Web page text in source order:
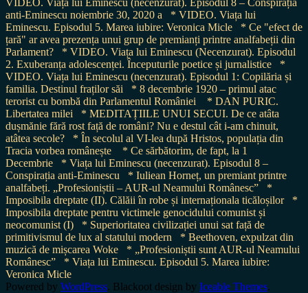
anti-Eminescu noiembrie 30, 2020 a
* VIDEO. Viața lui
Eminescu. Episodul 5. Marea iubire: Veronica Micle
* Ce "efect de
țară" ar avea prezența unui grup de premianți printre analfabeții din
Parlament?
* VIDEO. Viața lui Eminescu (Necenzurat). Episodul
2. Exuberanța adolescenței. Începuturile poetice și jurnalistice
*
VIDEO. Viața lui Eminescu (necenzurat). Episodul 1: Copilăria și
familia. Destinul fraților săi
* 8 decembrie 1920 – primul atac
terorist cu bombă din Parlamentul României
* DAN PURIC.
Libertatea milei
* MEDITAȚIILE UNUI SECUI. De ce atâta
dușmănie fără rost față de români? Nu e destul cât i-am chinuit,
atâtea secole?
* În secolul al VI-lea după Hristos, populația din
Tracia vorbea românește
* Ce sărbătorim, de fapt, la 1
Decembrie
* Viața lui Eminescu (necenzurat). Episodul 8 –
Conspirația anti-Eminescu
* Iuliean Horneț, un premiant printre
analfabeți. „Profesioniștii – AUR-ul Neamului Românesc”
*
Imposibila dreptate (II). Călăii în robe și internaționala ticăloșilor
*
Imposibila dreptate pentru victimele genocidului comunist și
neocomunist (I)
* Superioritatea civilizației unui sat față de
primitivismul de lux al statului modern
* Beethoven, expulzat din
muzică de mișcarea Woke
* „Profesioniștii sunt AUR-ul Neamului
Românesc”
* Viața lui Eminescu. Episodul 5. Marea iubire:
Veronica Micle
Powered by WordPress. Blackoot design by Iceable Themes.